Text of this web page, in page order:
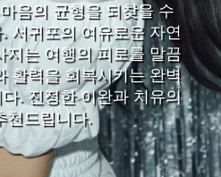
음의 균형을 되찾을 수
서귀포의 여유로운 자연
지는 여행의 피로를 말끔
활력을 회복시키는 완벽
. 진정한 이완과 치유의
천드립니다.